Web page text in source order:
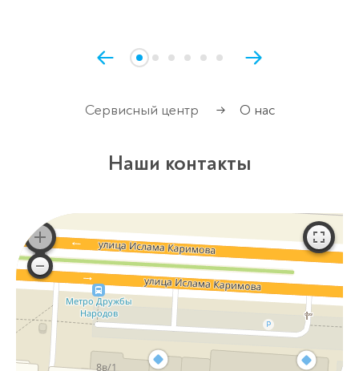
Сервисный центр → О нас
Наши контакты
Оставьте заявку
перезвоним в течение 3-х минут